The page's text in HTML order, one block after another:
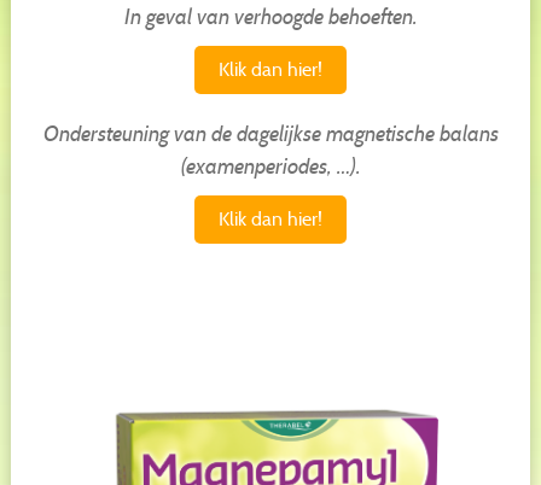
In geval van verhoogde behoeften.
Klik dan hier!
Ondersteuning van de dagelijkse magnetische balans
(examenperiodes, …).
Klik dan hier!